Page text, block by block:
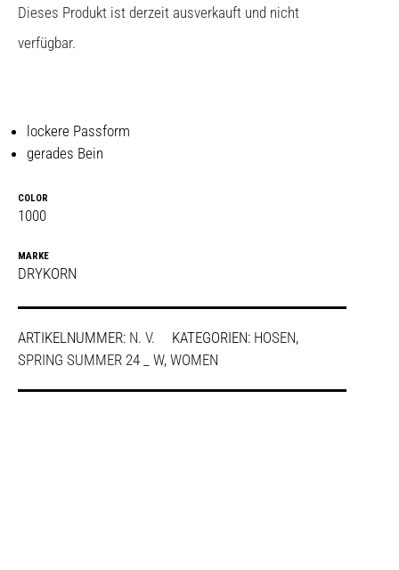
Dieses Produkt ist derzeit ausverkauft und nicht
verfügbar.
lockere Passform
gerades Bein
COLOR
1000
MARKE
DRYKORN
ARTIKELNUMMER: N. V. KATEGORIEN: HOSEN,
SPRING SUMMER 24 _ W, WOMEN